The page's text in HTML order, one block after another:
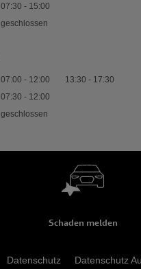
07:30 - 15:00
geschlossen
07:00 - 12:00 13:30 - 17:30
07:30 - 12:00
geschlossen
Schaden melden
Datenschutz Datenschutz